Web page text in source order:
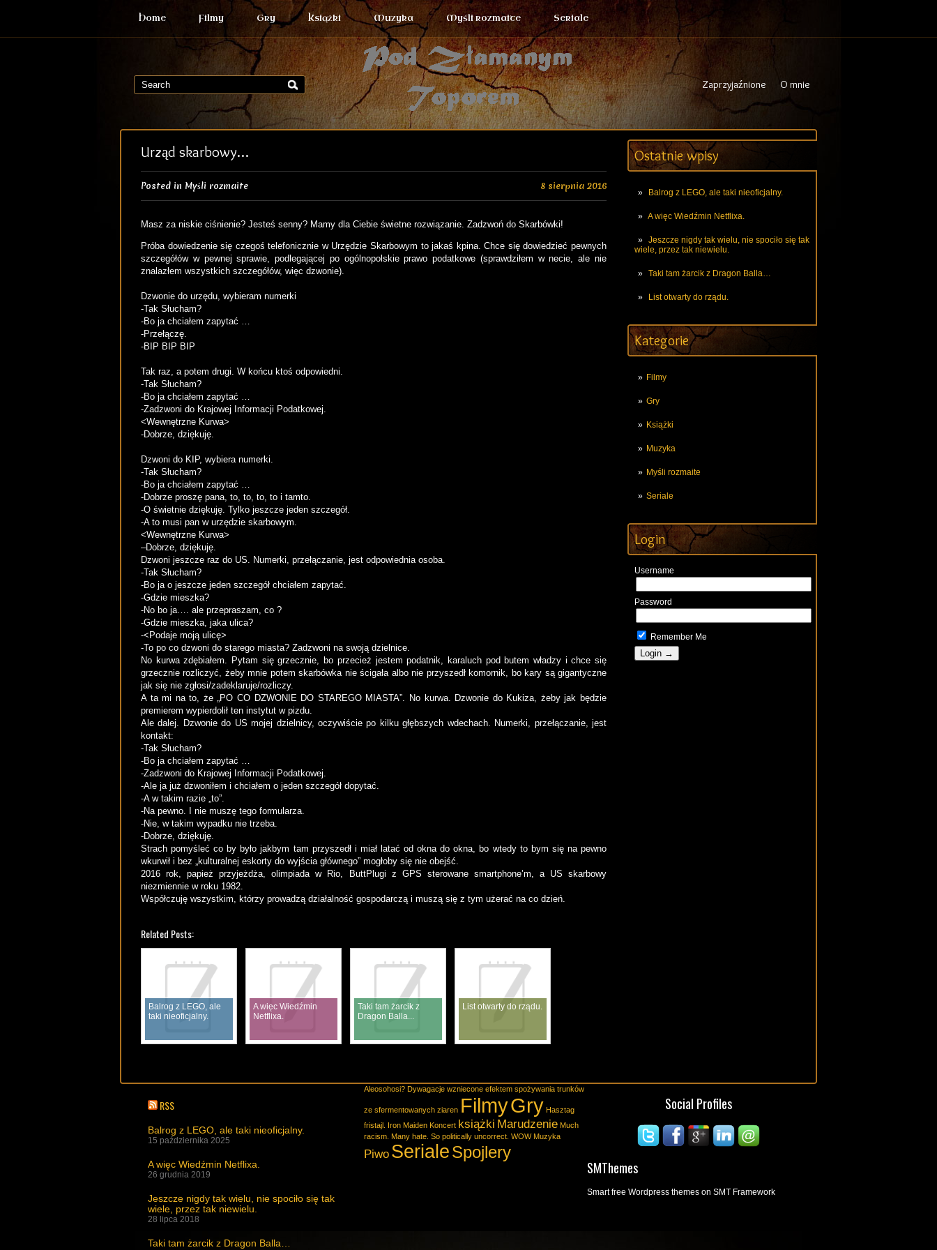
Zaprzyjaźnione O mnie
Home Filmy Gry Książki Muzyka Myśli rozmaite Seriale
Ostatnie wpisy
Balrog z LEGO, ale taki nieoficjalny.
A więc Wiedźmin Netflixa.
Jeszcze nigdy tak wielu, nie spociło się tak
wiele, przez tak niewielu.
Taki tam żarcik z Dragon Balla…
List otwarty do rządu.
Kategorie
Filmy
Gry
Książki
Muzyka
Myśli rozmaite
Seriale
Login
Username
Password
Remember Me
Urząd skarbowy…
8 sierpnia 2016
Posted in Myśli rozmaite
Masz za niskie ciśnienie? Jesteś senny? Mamy dla Ciebie świetne rozwiązanie. Zadzwoń do Skarbówki!
Próba dowiedzenie się czegoś telefonicznie w Urzędzie Skarbowym to jakaś kpina. Chce się dowiedzieć pewnych
szczegółów w pewnej sprawie, podlegającej po ogólnopolskie prawo podatkowe (sprawdziłem w necie, ale nie
znalazłem wszystkich szczegółów, więc dzwonie).
Dzwonie do urzędu, wybieram numerki
-Tak Słucham?
-Bo ja chciałem zapytać …
-Przełączę.
-BIP BIP BIP
Tak raz, a potem drugi. W końcu ktoś odpowiedni.
-Tak Słucham?
-Bo ja chciałem zapytać …
-Zadzwoni do Krajowej Informacji Podatkowej.
<Wewnętrzne Kurwa>
-Dobrze, dziękuję.
Dzwoni do KIP, wybiera numerki.
-Tak Słucham?
-Bo ja chciałem zapytać …
-Dobrze proszę pana, to, to, to, to i tamto.
-O świetnie dziękuję. Tylko jeszcze jeden szczegół.
-A to musi pan w urzędzie skarbowym.
<Wewnętrzne Kurwa>
–Dobrze, dziękuję.
Dzwoni jeszcze raz do US. Numerki, przełączanie, jest odpowiednia osoba.
-Tak Słucham?
-Bo ja o jeszcze jeden szczegół chciałem zapytać.
-Gdzie mieszka?
-No bo ja…. ale przepraszam, co ?
-Gdzie mieszka, jaka ulica?
-<Podaje moją ulicę>
-To po co dzwoni do starego miasta? Zadzwoni na swoją dzielnice.
No kurwa zdębiałem. Pytam się grzecznie, bo przecież jestem podatnik, karaluch pod butem władzy i chce się
grzecznie rozliczyć, żeby mnie potem skarbówka nie ścigała albo nie przyszedł komornik, bo kary są gigantyczne
jak się nie zgłosi/zadeklaruje/rozliczy.
A ta mi na to, że „PO CO DZWONIE DO STAREGO MIASTA”. No kurwa. Dzwonie do Kukiza, żeby jak będzie
premierem wypierdolił ten instytut w pizdu.
Ale dalej. Dzwonie do US mojej dzielnicy, oczywiście po kilku głębszych wdechach. Numerki, przełączanie, jest
kontakt:
-Tak Słucham?
-Bo ja chciałem zapytać …
-Zadzwoni do Krajowej Informacji Podatkowej.
-Ale ja już dzwoniłem i chciałem o jeden szczegół dopytać.
-A w takim razie „to”.
-Na pewno. I nie muszę tego formularza.
-Nie, w takim wypadku nie trzeba.
-Dobrze, dziękuję.
Strach pomyśleć co by było jakbym tam przyszedł i miał latać od okna do okna, bo wtedy to bym się na pewno
wkurwił i bez „kulturalnej eskorty do wyjścia głównego” mogłoby się nie obejść.
2016 rok, papież przyjeżdża, olimpiada w Rio, ButtPlugi z GPS sterowane smartphone’m, a US skarbowy
niezmiennie w roku 1982.
Współczuję wszystkim, którzy prowadzą działalność gospodarczą i muszą się z tym użerać na co dzień.
Related Posts:
Balrog z LEGO, ale
taki nieoficjalny.
A więc Wiedźmin
Netflixa.
Taki tam żarcik z
Dragon Balla...
List otwarty do rządu.
RSS
Balrog z LEGO, ale taki nieoficjalny.
15 października 2025
A więc Wiedźmin Netflixa.
26 grudnia 2019
Jeszcze nigdy tak wielu, nie spociło się tak
wiele, przez tak niewielu.
28 lipca 2018
Taki tam żarcik z Dragon Balla…
Aleosohosi? Dywagacje wzniecone efektem spożywania trunków
ze sfermentowanych ziaren FilmyGry Hasztag
fristajl. Iron Maiden Koncert książki Marudzenie Much
racism. Many hate. So politically uncorrect. WOW Muzyka
Piwo SerialeSpojlery
Social Profiles
SMThemes
Smart free Wordpress themes on SMT Framework